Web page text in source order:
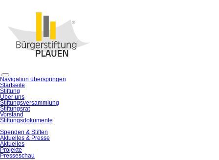
Navigation überspringen
Startseite
Stiftung
Über uns
Stiftungsversammlung
Stiftungsrat
Vorstand
Stiftungsdokumente
Spenden & Stiften
Aktuelles & Presse
Aktuelles
Projekte
Presseschau